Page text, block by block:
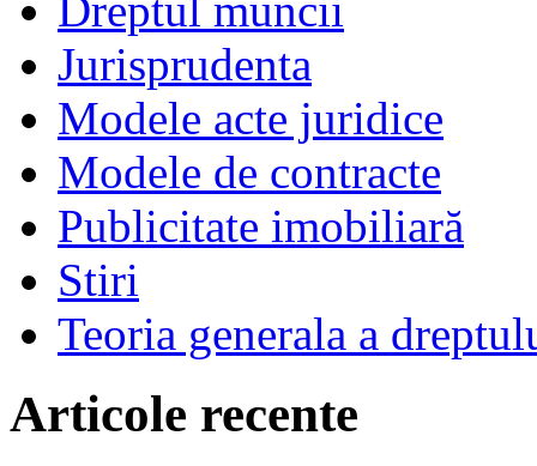
Dreptul muncii
Jurisprudenta
Modele acte juridice
Modele de contracte
Publicitate imobiliară
Stiri
Teoria generala a
Articole recente